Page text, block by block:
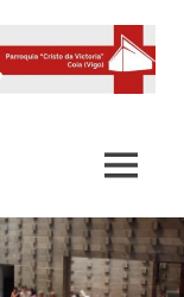
MENÚ